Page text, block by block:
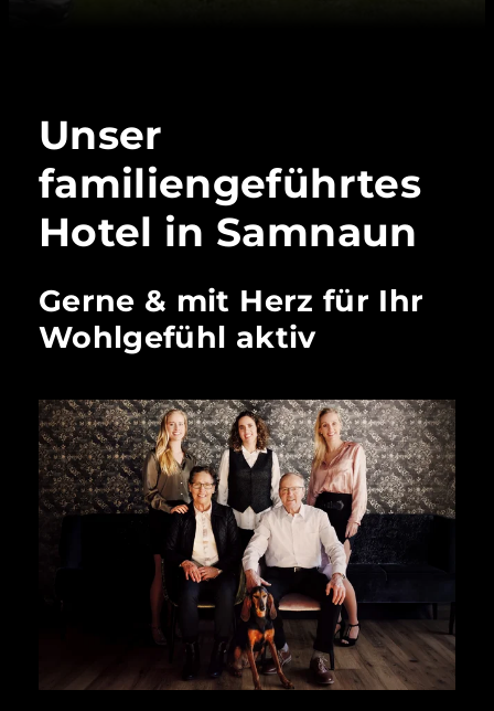
Unser
familiengeführtes
Hotel in Samnaun
Gerne & mit Herz für Ihr
Wohlgefühl aktiv